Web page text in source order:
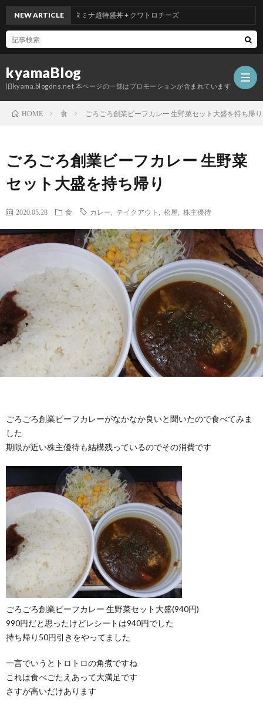
kyamaBlog
旧kyama.blogdns.net 本ページの一部はプロモーションが含まれています
NEW ARTICLE
吉野家のスタミナ超特盛丼 + クワトロチーズ
HOME 食 ごろごろ創業ビーフカレー 生野菜セット大盛を持ち帰り
ごろごろ創業ビーフカレー 生野菜
セット大盛を持ち帰り
2020.05.28 食 カレー テイクアウト 松屋 株主優待
ごろごろ創業ビーフカレーがなかなか良いと聞いたので食べてみま
した
期限が近い株主優待も結構残っているのでその消費です
ごろごろ創業ビーフカレー 生野菜セット大盛(940円)
990円だと思ったけどレシートは940円でした
持ち帰り50円引きをやってました
一言でいうとトロトロの角煮ですね
これは食べごたえあって大満足です
さすが高いだけあります